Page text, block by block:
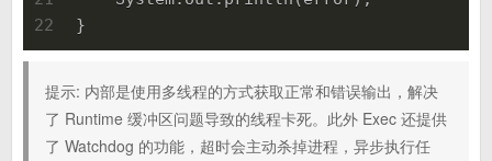
22
}
提示: 内部是使用多线程的方式获取正常和错误输出，解决
了 Runtime 缓冲区问题导致的线程卡死。此外 Exec 还提供
了 Watchdog 的功能，超时会主动杀掉进程，异步执行任